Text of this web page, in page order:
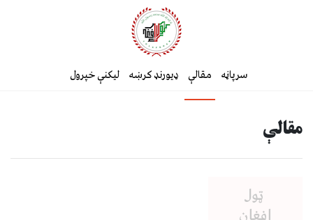
سرپاڼه مقالې ډیورنډ کرښه لیکنې خپرول
مقالې